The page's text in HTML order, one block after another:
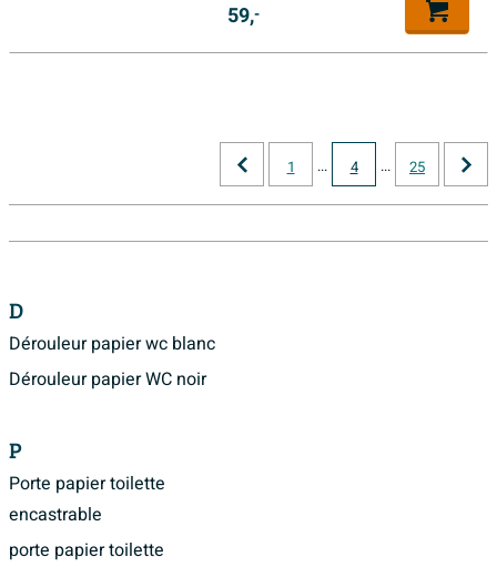
59,-
1 ... 4 ... 25
D
Dérouleur papier wc blanc
Dérouleur papier WC noir
P
Porte papier toilette
encastrable
porte papier toilette